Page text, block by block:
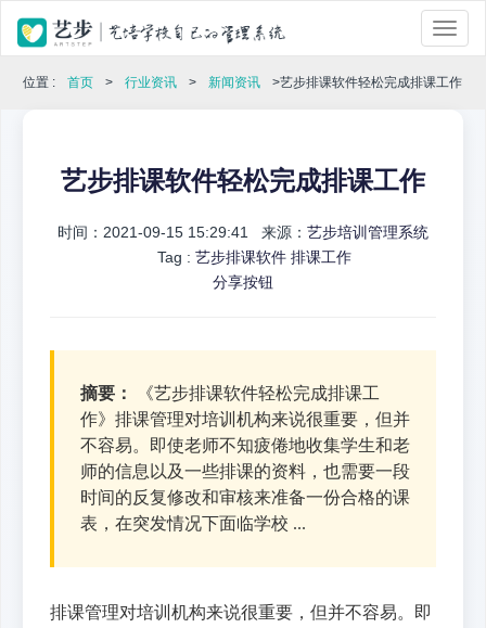
位置 : 首页 > 行业资讯 > 新闻资讯 >艺步排课软件轻松完成排课工作
艺步排课软件轻松完成排课工作
时间：2021-09-15 15:29:41 来源： 艺步培训管理系统
Tag : 艺步排课软件 排课工作
分享按钮
摘要：
《艺步排课软件轻松完成排课工
作》排课管理对培训机构来说很重要，但并
不容易。即使老师不知疲倦地收集学生和老
师的信息以及一些排课的资料，也需要一段
时间的反复修改和审核来准备一份合格的课
表，在突发情况下面临学校 ...
排课管理对培训机构来说很重要，但并不容易。即